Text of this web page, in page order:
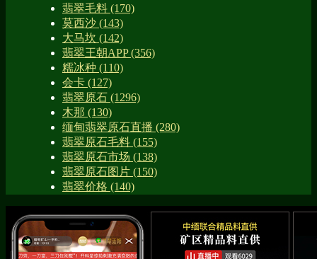
翡翠毛料 (170)
莫西沙 (143)
大马坎 (142)
翡翠王朝APP(356)
糯冰种 (110)
会卡 (127)
翡翠原石 (1296)
木那 (130)
缅甸翡翠原石直播 (280)
翡翠原石毛料 (155)
翡翠原石市场 (138)
翡翠原石图片 (150)
翡翠价格 (140)